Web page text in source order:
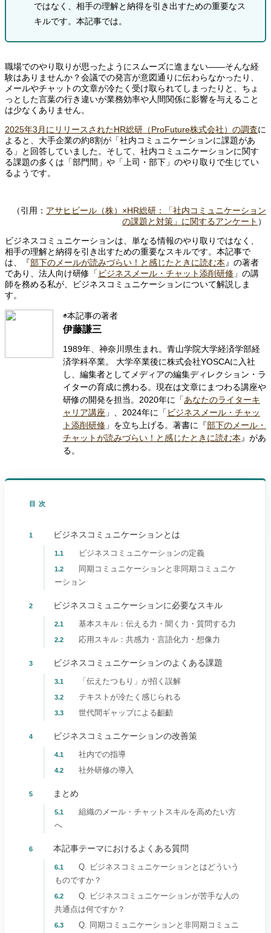
ではなく、相手の理解と納得を引き出すための重要なス
キルです。本記事では。
職場でのやり取りが思ったようにスムーズに進まない――そんな経
験はありませんか？会議での発言が意図通りに伝わらなかったり、
メールやチャットの文章が冷たく受け取られてしまったりと、ちょ
っとした言葉の行き違いが業務効率や人間関係に影響を与えること
は少なくありません。
2025年3月にリリースされたHR総研（ProFuture株式会社）の調査に
よると、大手企業の約8割が「社内コミュニケーションに課題があ
る」と回答していました。そして、社内コミュニケーションに関す
る課題の多くは「部門間」や「上司・部下」のやり取りで生じてい
るようです。
（引用： アサヒビール（株）×HR総研：「社内コミュニケーション
の課題と対策」に関するアンケート ）
ビジネスコミュニケーションは、単なる情報のやり取りではなく、
相手の理解と納得を引き出すための重要なスキルです。本記事で
は、『部下のメールが読みづらい！と感じたときに読む本 』の著者
であり、法人向け研修「 ビジネスメール・チャット添削研修 」の講
師を務める私が、ビジネスコミュニケーションについて解説しま
す。
◉本記事の著者
伊藤謙三
1989年、神奈川県生まれ。青山学院大学経済学部経
済学科卒業。 大学卒業後に株式会社YOSCAに入社
し、編集者としてメディアの編集ディレクション・ラ
イターの育成に携わる。現在は文章にまつわる講座や
研修の開発を担当。2020年に「あなたのライターキ
ャリア講座 」、2024年に「 ビジネスメール・チャッ
ト添削研修 」を立ち上げる。著書に『部下のメール・
チャットが読みづらい！と感じたときに読む本 』があ
る。
目次
1 ビジネスコミュニケーションとは
1.1 ビジネスコミュニケーションの定義
1.2
同期コミュニケーションと非同期コミュニケ
ーション
2 ビジネスコミュニケーションに必要なスキル
2.1 基本スキル：伝える力・聞く力・質問する力
2.2 応用スキル：共感力・言語化力・想像力
3 ビジネスコミュニケーションのよくある課題
3.1 「伝えたつもり」が招く誤解
3.2 テキストが冷たく感じられる
3.3 世代間ギャップによる齟齬
4 ビジネスコミュニケーションの改善策
4.1 社内での指導
4.2 社外研修の導入
5 まとめ
5.1
組織のメール・チャットスキルを高めたい方
へ
6 本記事テーマにおけるよくある質問
6.1
Q. ビジネスコミュニケーションとはどういう
ものですか？
6.2
Q. ビジネスコミュニケーションが苦手な人の
共通点は何ですか？
6.3 Q. 同期コミュニケーションと非同期コミュニ